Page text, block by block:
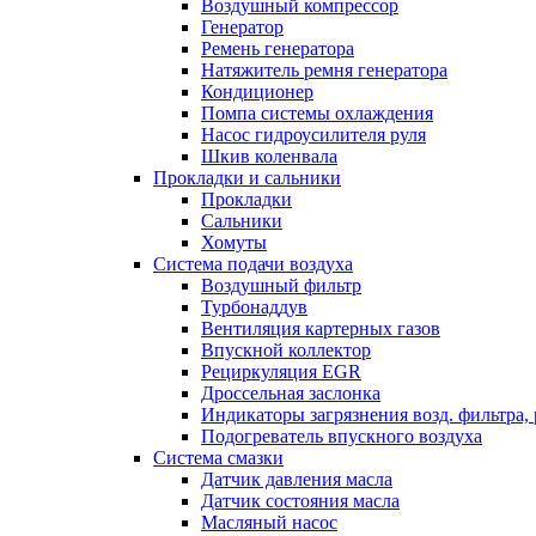
Воздушный компрессор
Генератор
Ремень генератора
Натяжитель ремня генератора
Кондиционер
Помпа системы охлаждения
Насос гидроусилителя руля
Шкив коленвала
Прокладки и сальники
Прокладки
Сальники
Хомуты
Система подачи воздуха
Воздушный фильтр
Турбонаддув
Вентиляция картерных газов
Впускной коллектор
Рециркуляция EGR
Дроссельная заслонка
Индикаторы загрязнения возд. фильтра,
Подогреватель впускного воздуха
Система смазки
Датчик давления масла
Датчик состояния масла
Масляный насос